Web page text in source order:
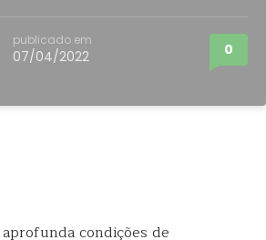
publicado em
07/04/2022 0